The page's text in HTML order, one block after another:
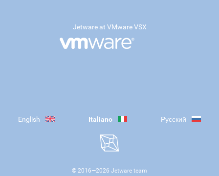
Jetware at VMware VSX
English Italiano Русский
© 2016—2026 Jetware team